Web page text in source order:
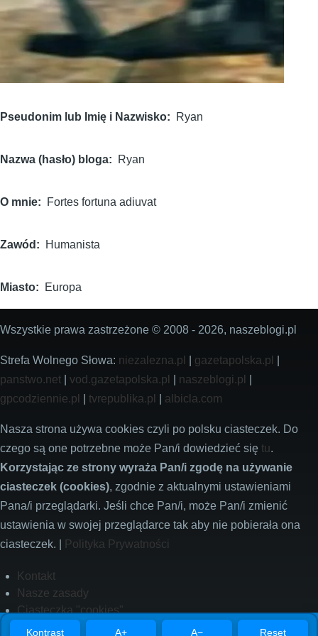
Pseudonim lub Imię i Nazwisko Ryan
Nazwa (hasło) bloga Ryan
O mnie Fortes fortuna adiuvat
Zawód Humanista
Miasto Europa
Wszystkie prawa zastrzeżone © 2008 - 2026, naszeblogi.pl
Strefa Wolnego Słowa: niezalezna.pl gazetapolska.pl
panstwo.net
vod.gazetapolska.pl naszeblogi.pl
gpcodziennie.pl
tvrepublika.pl albicla.com
Nasza strona używa cookies czyli po polsku ciasteczek. Do
czego są one potrzebne może Pan/i dowiedzieć się tu.
Korzystając ze strony wyraża Pan/i zgodę na używanie
ciasteczek (cookies), zgodnie z aktualnymi ustawieniami
Pana/i przeglądarki. Jeśli chce Pan/i, może Pan/i zmienić
ustawienia w swojej przeglądarce tak aby nie pobierała ona
ciasteczek. |
Polityka Prywatności
FooterKontakt
Nasze zasady
Ciasteczka "cookies"
Polityka prywatności
Kontrast A+ A− Reset